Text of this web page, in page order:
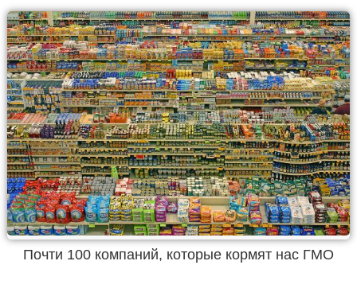
Почти 100 компаний, которые кормят нас ГМО